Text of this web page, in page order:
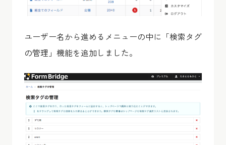
ユーザー名から進めるメニューの中に「検索タグ
の管理」機能を追加しました。